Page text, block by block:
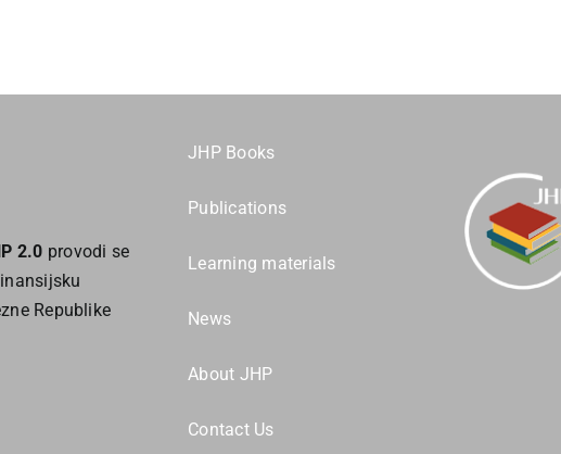
2.0 provodi se
Republike
JHP Books
Publications
Learning materials
News
About JHP
Contact Us